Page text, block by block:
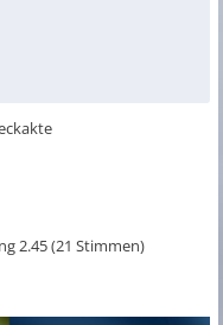
2.45 (21 Stimmen)